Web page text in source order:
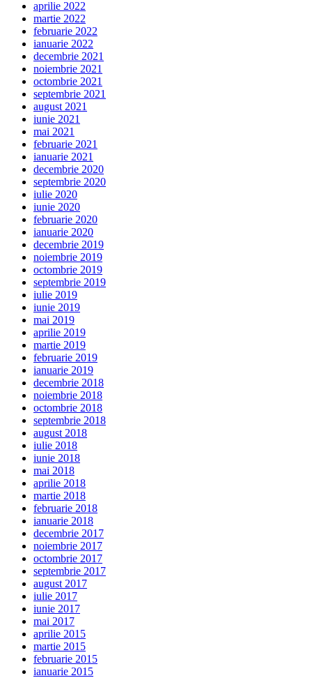
aprilie 2022
martie 2022
februarie 2022
ianuarie 2022
decembrie 2021
noiembrie 2021
octombrie 2021
septembrie 2021
august 2021
iunie 2021
mai 2021
februarie 2021
ianuarie 2021
decembrie 2020
septembrie 2020
iulie 2020
iunie 2020
februarie 2020
ianuarie 2020
decembrie 2019
noiembrie 2019
octombrie 2019
septembrie 2019
iulie 2019
iunie 2019
mai 2019
aprilie 2019
martie 2019
februarie 2019
ianuarie 2019
decembrie 2018
noiembrie 2018
octombrie 2018
septembrie 2018
august 2018
iulie 2018
iunie 2018
mai 2018
aprilie 2018
martie 2018
februarie 2018
ianuarie 2018
decembrie 2017
noiembrie 2017
octombrie 2017
septembrie 2017
august 2017
iulie 2017
iunie 2017
mai 2017
aprilie 2015
martie 2015
februarie 2015
ianuarie 2015